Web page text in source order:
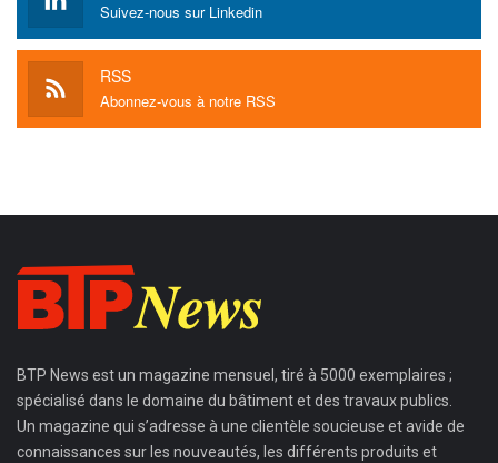
Suivez-nous sur Linkedin
RSS
Abonnez-vous à notre RSS
BTP News est un magazine mensuel, tiré à 5000 exemplaires ;
spécialisé dans le domaine du bâtiment et des travaux publics.
Un magazine qui s’adresse à une clientèle soucieuse et avide de
connaissances sur les nouveautés, les différents produits et